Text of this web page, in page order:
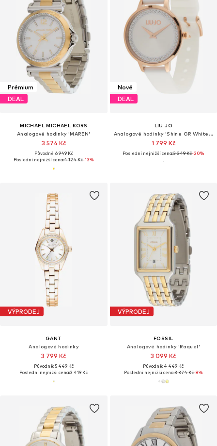
Prémium
DEAL
MICHAEL MICHAEL KORS
Analogové hodinky 'MAREN'
3 574 Kč
Původně: 6 949 Kč
Poslední nejnižší cena:4 124 Kč-13%
Nové
DEAL
LIU JO
Analogové hodinky 'Shine GR White Silicone'
1 799 Kč
Poslední nejnižší cena:2 249 Kč-20%
VÝPRODEJ
GANT
Analogové hodinky
3 799 Kč
Původně: 5 449 Kč
Poslední nejnižší cena:3 419 Kč
VÝPRODEJ
FOSSIL
Analogové hodinky 'Raquel'
3 099 Kč
Původně: 4 449 Kč
Poslední nejnižší cena:3 374 Kč-8%